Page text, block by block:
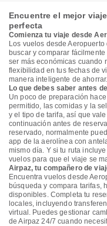
Encuentre el mejor
perfecta
Comienza tu viaje desde
Los vuelos desde
buscar y comparar
ser más económicas cuando
flexibilidad en tus fechas de
manera inteligente de ahorrar.
Lo que debes saber antes
Un poco de preparación
permitido, las comidas y la
y el tipo de tarifa, así que
continuación antes de
reservado, normalmente
app de la aerolínea con
mismo día. Y si tu ruta
vuelos para que el viaje se
Airpaz, tu compañero de
Encuentra vuelos desde
búsqueda y compara tarifas,
disponibles. Completa tu
locales, incluyendo
virtual. Puedes gestionar
de Airpaz 24/7 cuando